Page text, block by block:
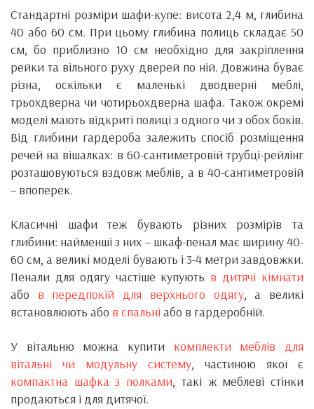
Стандартні розміри шафи-купе: висота 2,4 м, глибина
40 або 60 см. При цьому глибина полиць складає 50
см, бо приблизно 10 см необхідно для закріплення
рейки та вільного руху дверей по ній. Довжина буває
різна, оскільки є маленькі дводверні меблі,
трьохдверна чи чотирьохдверна шафа. Також окремі
моделі мають відкриті полиці з одного чи з обох боків.
Від глибини гардероба залежить спосіб розміщення
речей на вішалках: в 60-сантиметровій трубці-рейлінг
розташовуються вздовж меблів, а в 40-сантиметровій
– впоперек.
Класичні шафи теж бувають різних розмірів та
глибини: найменші з них – шкаф-пенал має ширину 40-
60 см, а великі моделі бувають і 3-4 метри завдовжки.
Пенали для одягу частіше купують в дитячі кімнати
або в передпокій для верхнього одягу, а великі
встановлюють або в спальні або в гардеробній.
У вітальню можна купити комплекти меблів для
вітальні чи модульну систему, частиною якої є
компактна шафка з полками, такі ж меблеві стінки
продаються і для дитячої.